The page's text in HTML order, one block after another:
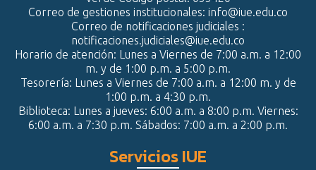
Correo de gestiones institucionales: info@iue.edu.co
Correo de notificaciones judiciales :
notificaciones.judiciales@iue.edu.co
Horario de atención: Lunes a Viernes de 7:00 a.m. a 12:00
m. y de 1:00 p.m. a 5:00 p.m.
Tesorería: Lunes a Viernes de 7:00 a.m. a 12:00 m. y de
1:00 p.m. a 4:30 p.m.
Biblioteca: Lunes a jueves: 6:00 a.m. a 8:00 p.m. Viernes:
6:00 a.m. a 7:30 p.m. Sábados: 7:00 a.m. a 2:00 p.m.
Servicios IUE